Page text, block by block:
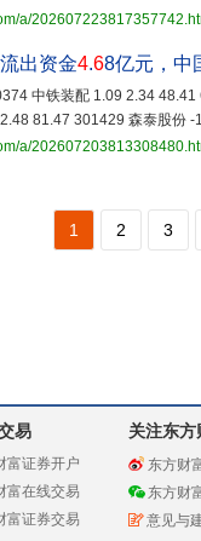
a/
出资金4.68亿元，中
中铁装配 1.09 2.34
81.47 301429 森泰股份
a/
1 2 3
易
富证券开户
富在线交易
富证券交易
关注东方
东方财
东方财
意见与